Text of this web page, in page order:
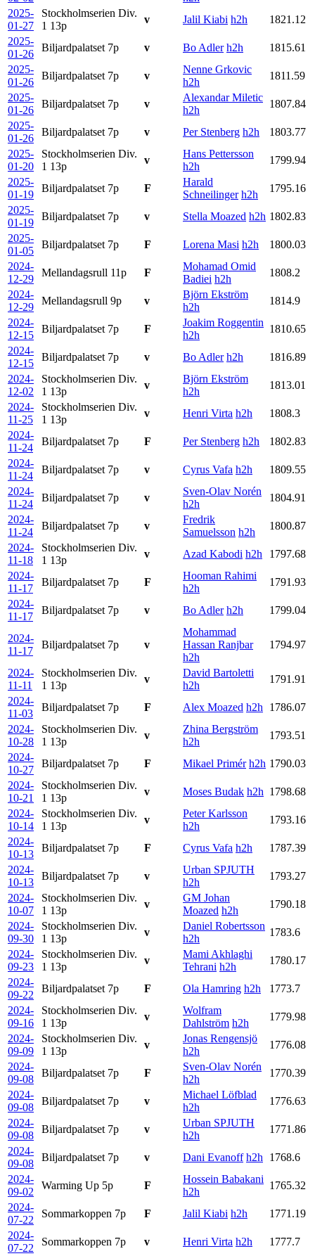
2025-
01-27
Stockholmserien Div.
1 13p
v Jalil Kiabi h2h
1821.12
2025-
01-26
Biljardpalatset 7p v Bo Adler h2h
1815.61
2025-
01-26
Biljardpalatset 7p v
Nenne Grkovic
h2h
1811.59
2025-
01-26
Biljardpalatset 7p v
Alexandar Miletic
h2h
1807.84
2025-
01-26
Biljardpalatset 7p v Per Stenberg h2h
1803.77
2025-
01-20
Stockholmserien Div.
1 13p
v
Hans Pettersson
h2h
1799.94
2025-
01-19
Biljardpalatset 7p F
Harald
Schneilinger h2h
1795.16
2025-
01-19
Biljardpalatset 7p v Stella Moazed h2h 1802.83
2025-
01-05
Biljardpalatset 7p F Lorena Masi h2h
1800.03
2024-
12-29
Mellandagsrull 11p F
Mohamad Omid
Badiei h2h
1808.2
2024-
12-29
Mellandagsrull 9p v
Björn Ekström
h2h
1814.9
2024-
12-15
Biljardpalatset 7p F
Joakim Roggentin
h2h
1810.65
2024-
12-15
Biljardpalatset 7p v Bo Adler h2h
1816.89
2024-
12-02
Stockholmserien Div.
1 13p
v
Björn Ekström
h2h
1813.01
2024-
11-25
Stockholmserien Div.
1 13p
v Henri Virta h2h
1808.3
2024-
11-24
Biljardpalatset 7p F Per Stenberg h2h
1802.83
2024-
11-24
Biljardpalatset 7p v Cyrus Vafa h2h
1809.55
2024-
11-24
Biljardpalatset 7p v
Sven-Olav Norén
h2h
1804.91
2024-
11-24
Biljardpalatset 7p v
Fredrik
Samuelsson h2h
1800.87
2024-
11-18
Stockholmserien Div.
1 13p
v Azad Kabodi h2h
1797.68
2024-
11-17
Biljardpalatset 7p F
Hooman Rahimi
h2h
1791.93
2024-
11-17
Biljardpalatset 7p v Bo Adler h2h 1799.04
2024-
11-17
Biljardpalatset 7p v
Mohammad
Hassan Ranjbar
h2h
1794.97
2024-
11-11
Stockholmserien Div.
1 13p
v
David Bartoletti
h2h
1791.91
2024-
11-03
Biljardpalatset 7p F Alex Moazed h2h
1786.07
2024-
10-28
Stockholmserien Div.
1 13p
v
Zhina Bergström
h2h
1793.51
2024-
10-27
Biljardpalatset 7p F Mikael Primér h2h 1790.03
2024-
10-21
Stockholmserien Div.
1 13p
v Moses Budak h2h 1798.68
2024-
10-14
Stockholmserien Div.
1 13p
v
Peter Karlsson
h2h
1793.16
2024-
10-13
Biljardpalatset 7p F Cyrus Vafa h2h
1787.39
2024-
10-13
Biljardpalatset 7p v
Urban SPJUTH
h2h
1793.27
2024-
10-07
Stockholmserien Div.
1 13p
v
GM Johan
Moazed h2h
1790.18
2024-
09-30
Stockholmserien Div.
1 13p
v
Daniel Robertsson
h2h
1783.6
2024-
09-23
Stockholmserien Div.
1 13p
v
Mami Akhlaghi
Tehrani h2h
1780.17
2024-
09-22
Biljardpalatset 7p F Ola Hamring h2h
1773.7
2024-
09-16
Stockholmserien Div.
1 13p
v
Wolfram
Dahlström h2h
1779.98
2024-
09-09
Stockholmserien Div.
1 13p
v
Jonas Rengensjö
h2h
1776.08
2024-
09-08
Biljardpalatset 7p F
Sven-Olav Norén
h2h
1770.39
2024-
09-08
Biljardpalatset 7p v
Michael Löfblad
h2h
1776.63
2024-
09-08
Biljardpalatset 7p v
Urban SPJUTH
h2h
1771.86
2024-
09-08
Biljardpalatset 7p v Dani Evanoff h2h
1768.6
2024-
09-02
Warming Up 5p F
Hossein Babakani
h2h
1765.32
2024-
07-22
Sommarkoppen 7p F Jalil Kiabi h2h
1771.19
2024-
07-22
Sommarkoppen 7p v Henri Virta h2h
1777.7